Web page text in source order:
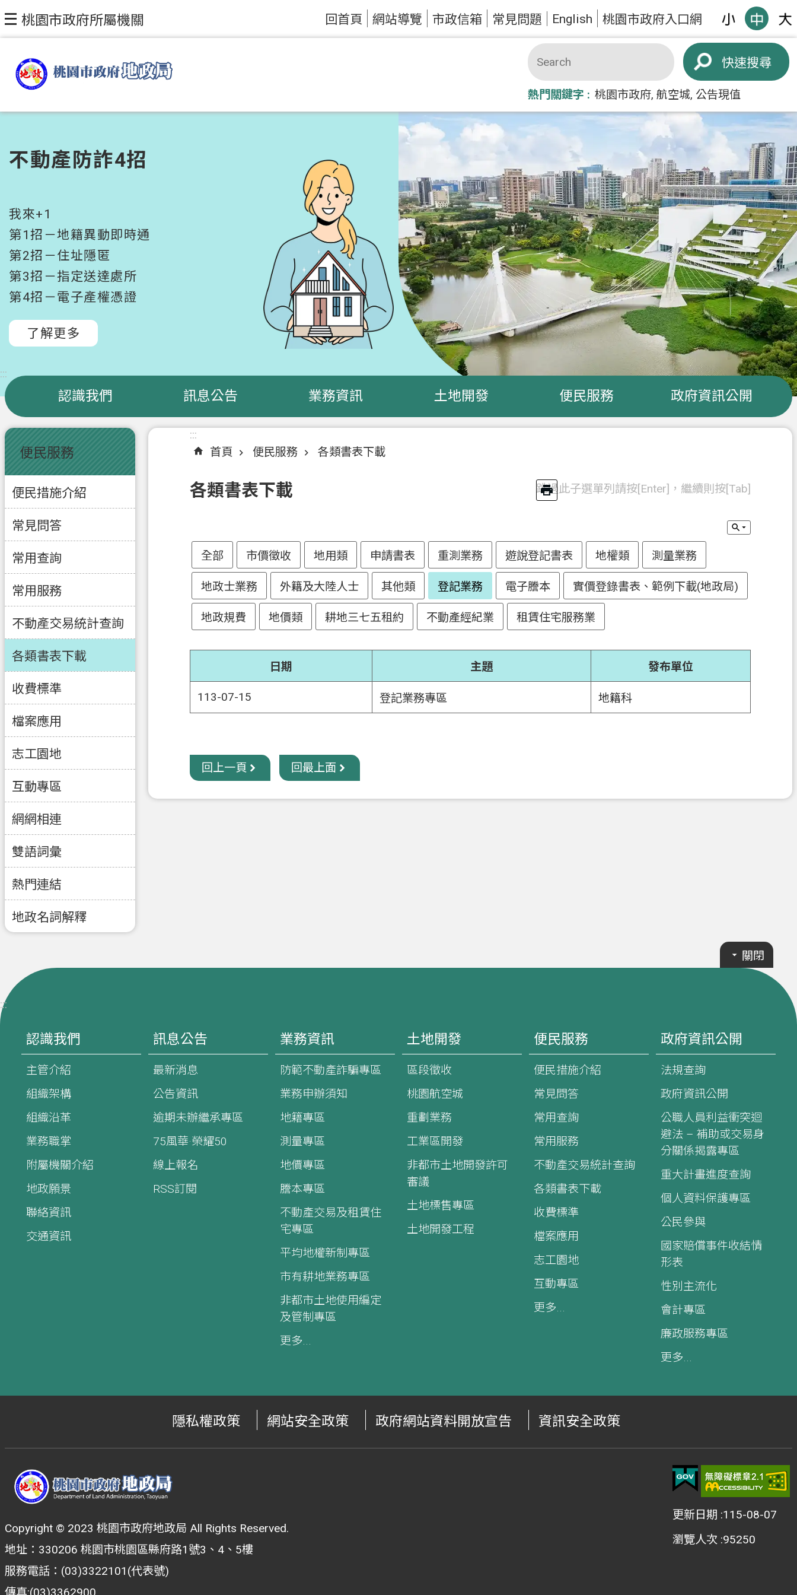
跳到主要內容區塊
桃園市政府所屬機關 回首頁 網站導覽 市政信箱 常見問題 English 桃園市政府入口網
搜尋
熱門關鍵字 桃園市政府 航空城 公告現值
不動產防詐4招
我來+1
第1招－地籍異動即時通
第2招－住址隱匿
第3招－指定送達處所
第4招－電子產權憑證
了解更多
:::
認識我們 訊息公告 業務資訊 土地開發 便民服務 政府資訊公開
:::
便民服務
便民措施介紹
常見問答
常用查詢
常用服務
不動產交易統計查詢
各類書表下載
收費標準
檔案應用
志工園地
互動專區
網網相連
雙語詞彙
熱門連結
地政名詞解釋
:::
首頁
便民服務 各類書表下載
各類書表下載 跳過此子選單列請按[Enter]，繼續則按[Tab]
全部 市價徵收 地用類 申請書表 重測業務 遊說登記書表 地權類 測量業務
地政士業務 外籍及大陸人士 其他類 登記業務 電子謄本 實價登錄書表、範例下載(地政局)
地政規費 地價類 耕地三七五租約 不動產經紀業 租賃住宅服務業
日期 主題 發布單位
113-07-15 登記業務專區 地籍科
回上一頁 回最上面
關閉
:::
認識我們
主管介紹
組織架構
組織沿革
業務職掌
附屬機關介紹
地政願景
聯絡資訊
交通資訊
訊息公告
最新消息
公告資訊
逾期未辦繼承專區
75風華·榮耀50
線上報名
RSS訂閱
業務資訊
防範不動產詐騙專區
業務申辦須知
地籍專區
測量專區
地價專區
謄本專區
不動產交易及租賃住
宅專區
平均地權新制專區
市有耕地業務專區
非都市土地使用編定
及管制專區
更多...
土地開發
區段徵收
桃園航空城
重劃業務
工業區開發
非都市土地開發許可
審議
土地標售專區
土地開發工程
便民服務
便民措施介紹
常見問答
常用查詢
常用服務
不動產交易統計查詢
各類書表下載
收費標準
檔案應用
志工園地
互動專區
更多...
政府資訊公開
法規查詢
政府資訊公開
公職人員利益衝突迴
避法 – 補助或交易身
分關係揭露專區
重大計畫進度查詢
個人資料保護專區
公民參與
國家賠償事件收結情
形表
性別主流化
會計專區
廉政服務專區
更多...
隱私權政策 網站安全政策 政府網站資料開放宣告 資訊安全政策
Copyright © 2023 桃園市政府地政局 All Rights Reserved.
地址：330206 桃園市桃園區縣府路1號3、4、5樓
服務電話：(03)3322101(代表號)
更新日期 115-08-07
瀏覽人次 95250